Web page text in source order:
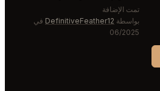
تمت الإضافة
بواسطة DefinitiveFeather12 في
06/2025